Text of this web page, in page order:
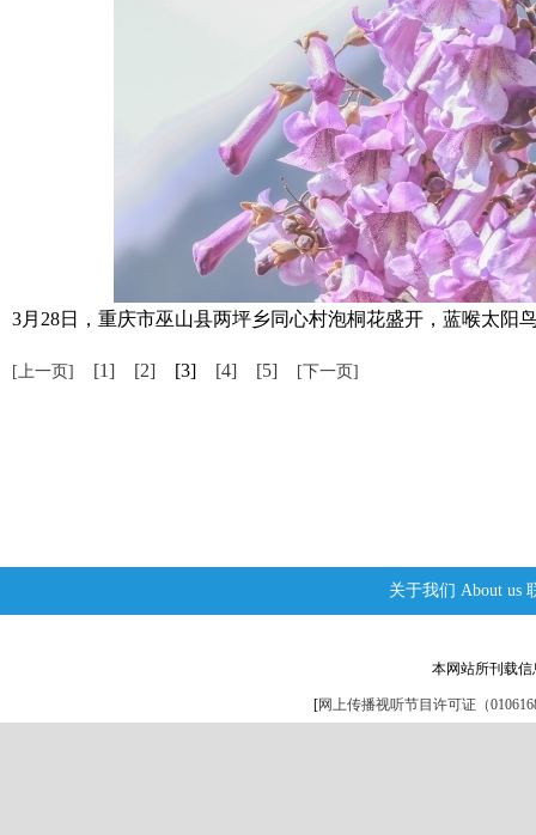
3月28日，重庆市巫山县两坪乡同心村泡桐花盛开，蓝喉太阳
[上一页] [1] [2] [3] [4] [5] [下一页]
关于我们 About us
本网站所刊载
[网上传播视听节目许可证（